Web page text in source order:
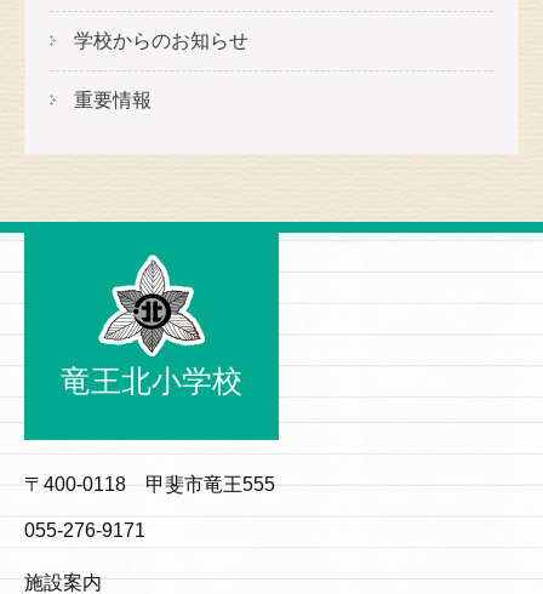
学校からのお知らせ
重要情報
竜王北小学校
〒400-0118 甲斐市竜王555
055-276-9171
施設案内